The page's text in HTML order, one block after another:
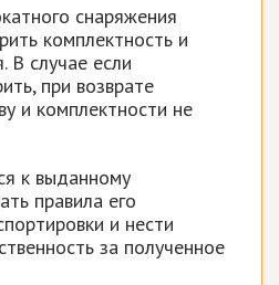
снаряжения
комплектность и
В случае если
при возврате
и комплектности не
к выданному
правила его
и нести
за полученное